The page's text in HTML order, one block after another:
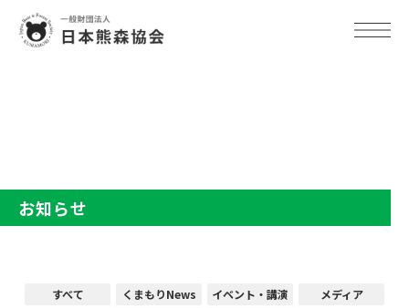
お知らせ
すべて くまもりNews イベント・講演
メディア